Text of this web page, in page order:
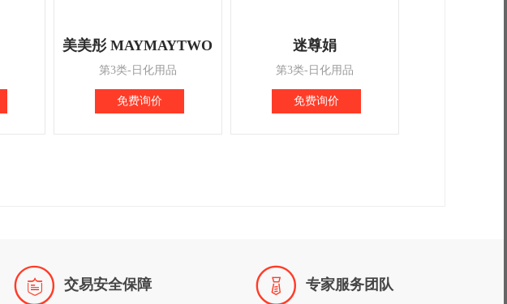
美美彤 MAYMAYTWO
第3类-日化用品
免费询价
迷尊娟
第3类-日化用品
免费询价
 交易安全保障  专家服务团队